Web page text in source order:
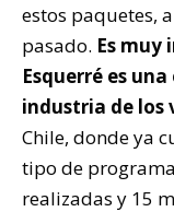
estos paquetes,
pasado. Es muy
Esquerré es
industria de los
Chile, donde ya
tipo de
realizadas y 15